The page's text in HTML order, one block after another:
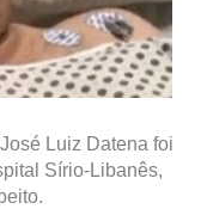
Luiz Datena foi
Sírio-Libanês,